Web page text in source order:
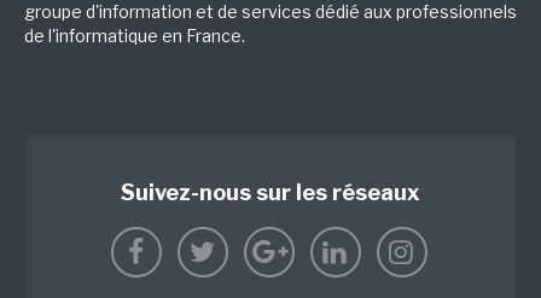
groupe d'information et de services dédié aux professionnels
de l'informatique en France.
Suivez-nous sur les réseaux